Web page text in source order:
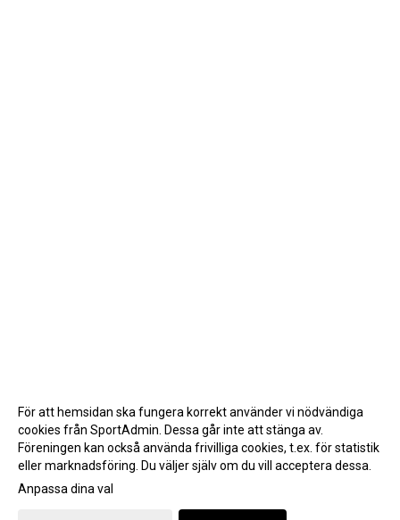
Gå till Webbversion
För att hemsidan ska fungera korrekt använder vi nödvändiga
cookies från SportAdmin. Dessa går inte att stänga av.
Föreningen kan också använda frivilliga cookies, t.ex. för statistik
eller marknadsföring. Du väljer själv om du vill acceptera dessa.
Anpassa dina val